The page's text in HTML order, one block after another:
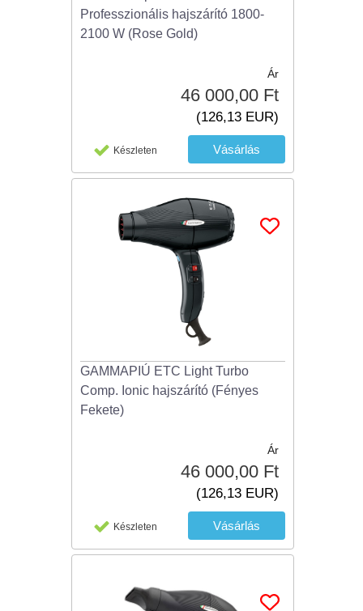
Professzionális hajszárító 1800-
2100 W (Rose Gold)
Ár
46 000,00 Ft
(126,13 EUR)
Készleten
GAMMAPIÚ ETC Light Turbo
Comp. Ionic hajszárító (Fényes
Fekete)
Ár
46 000,00 Ft
(126,13 EUR)
Készleten